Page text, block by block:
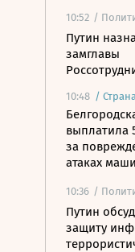
10:52 /
Путин
замглавы
10:48 /
выплатила
за
атаках
10:36 /
Путин
защиту